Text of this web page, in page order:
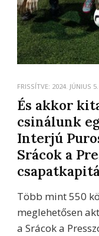
FRISSÍTVE: 2024. JÚNIUS 5.
És akkor
csinálunk
Interjú
Srácok a
Több mint 550
meglehetősen
a Srácok a